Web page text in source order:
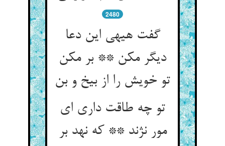
2480
گفت هی‏هی این دعا
دیگر مکن ** بر مکن
تو خویش را از بیخ و بن‏
تو چه طاقت داری ای
مور نژند ** که نهد بر